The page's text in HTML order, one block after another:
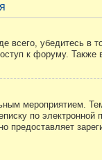
всего, убедитесь в
к форуму.
мероприятием.
по
предоставляет